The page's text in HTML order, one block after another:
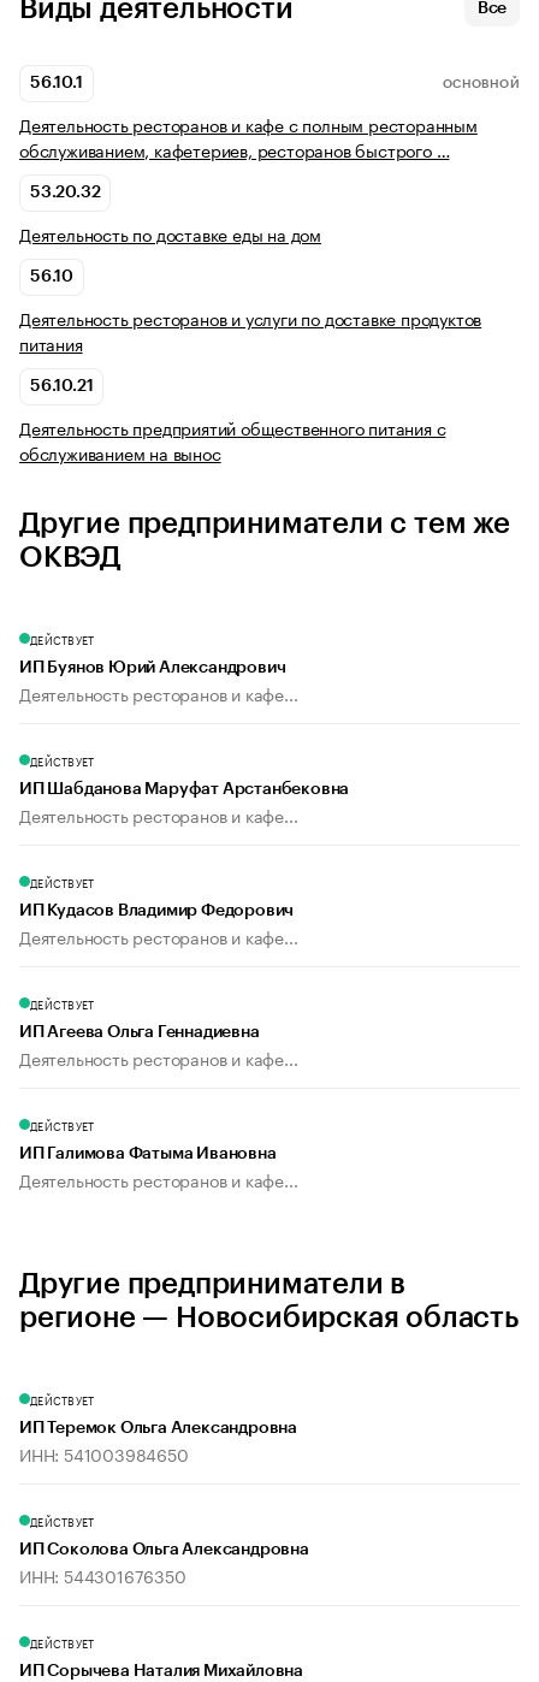
Виды деятельности Все
56.10.1 ОСНОВНОЙ
Деятельность ресторанов и кафе с полным ресторанным
обслуживанием, кафетериев, ресторанов быстрого …
53.20.32
Деятельность по доставке еды на дом
56.10
Деятельность ресторанов и услуги по доставке продуктов
питания
56.10.21
Деятельность предприятий общественного питания с
обслуживанием на вынос
Другие предприниматели с тем же
ОКВЭД
ДЕЙСТВУЕТ
ИП Буянов Юрий Александрович
Деятельность ресторанов и кафе...
ДЕЙСТВУЕТ
ИП Шабданова Маруфат Арстанбековна
Деятельность ресторанов и кафе...
ДЕЙСТВУЕТ
ИП Кудасов Владимир Федорович
Деятельность ресторанов и кафе...
ДЕЙСТВУЕТ
ИП Агеева Ольга Геннадиевна
Деятельность ресторанов и кафе...
ДЕЙСТВУЕТ
ИП Галимова Фатыма Ивановна
Деятельность ресторанов и кафе...
Другие предприниматели в
регионе — Новосибирская область
ДЕЙСТВУЕТ
ИП Теремок Ольга Александровна
ИНН: 541003984650
ДЕЙСТВУЕТ
ИП Соколова Ольга Александровна
ИНН: 544301676350
ДЕЙСТВУЕТ
ИП Сорычева Наталия Михайловна